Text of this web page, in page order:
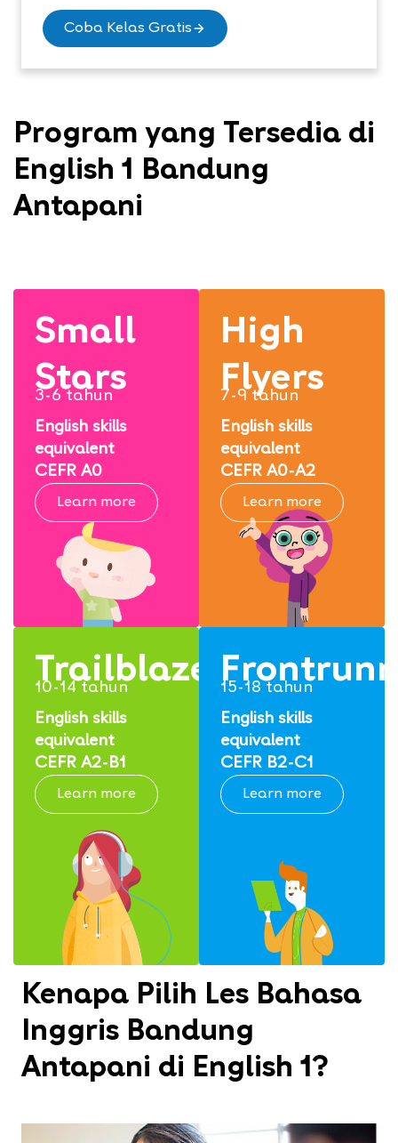
Coba Kelas Gratis
Program yang Tersedia di
English 1 Bandung
Antapani
Small
Stars
3-6 tahun
English skills
equivalent
CEFR A0
Learn more
High
Flyers
7-9 tahun
English skills
equivalent
CEFR A0-A2
Learn more
Trailblazers
10-14 tahun
English skills
equivalent
CEFR A2-B1
Learn more
15-18 tahun
English skills
equivalent
CEFR B2-C1
Learn more
Kenapa Pilih Les Bahasa
Inggris Bandung
Antapani di English 1?